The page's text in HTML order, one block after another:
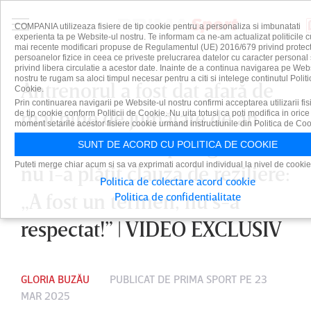
Antrenorul a fost dat afară de
mai bine de jumătate de an,
dar clubul din Superliga încă
nu i-a plătit clauza de reziliere:
„A fost un termen, nu s-a
respectat!” | VIDEO EXCLUSIV
GLORIA BUZĂU PUBLICAT DE PRIMA SPORT PE 23
MAR 2025
COMPANIA utilizeaza fisiere de tip cookie pentru a personaliza si imbunatati
experienta ta pe Website-ul nostru. Te informam ca ne-am actualizat politicile
mai recente modificari propuse de Regulamentul (UE) 2016/679 privind
persoanelor fizice in ceea ce priveste prelucrarea datelor cu caracter personal
privind libera circulatie a acestor date. Inainte de a continua navigarea pe
nostru te rugam sa aloci timpul necesar pentru a citi si intelege continutul
Cookie.
Prin continuarea navigarii pe Website-ul nostru confirmi acceptarea utilizarii
de tip cookie conform Politicii de Cookie. Nu uita totusi ca poti modifica in orice
moment setarile acestor fisiere cookie urmand instructiunile din Politica de
SUNT DE ACORD CU POLITICA DE COOKIE
Puteti merge chiar acum si sa va exprimati acordul individual la nivel de
Politica de colectare acord cookie
Politica de confidentialitate